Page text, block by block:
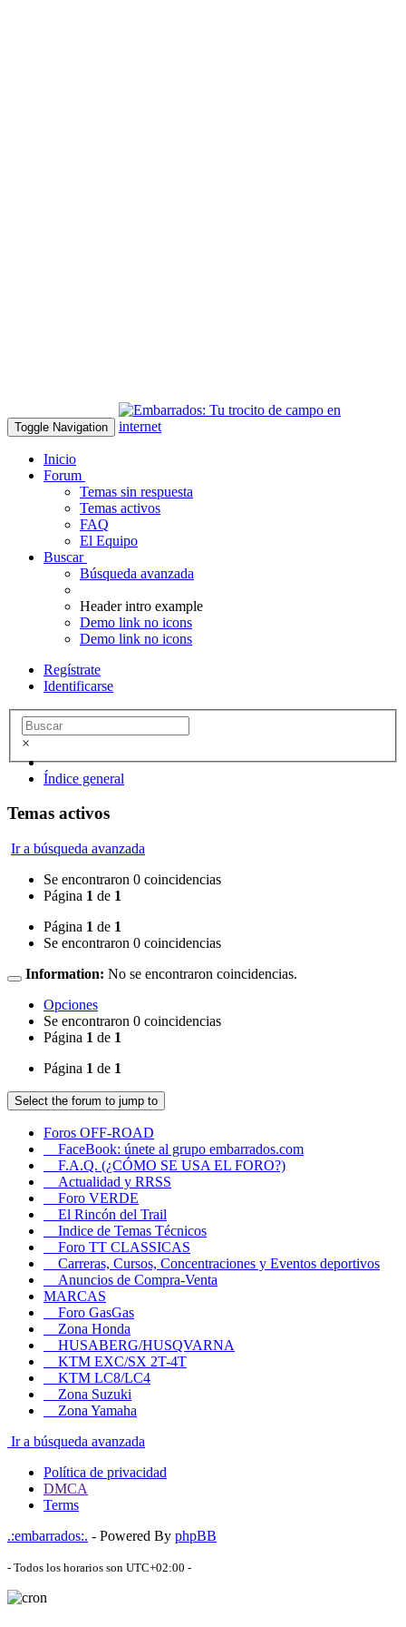
Toggle Navigation
Inicio
Forum
Temas sin respuesta
Temas activos
FAQ
El Equipo
Buscar
Búsqueda avanzada
Header intro example
Demo link no icons
Demo link no icons
Regístrate
Identificarse
×
Índice general
Temas activos
Ir a búsqueda avanzada
Se encontraron 0 coincidencias
Página 1 de 1
Página 1 de 1
Se encontraron 0 coincidencias
Information: No se encontraron coincidencias.
Opciones
Se encontraron 0 coincidencias
Página 1 de 1
Página 1 de 1
Select the forum to jump to
Foros OFF-ROAD
FaceBook: únete al grupo embarrados.com
F.A.Q. (¿CÓMO SE USA EL FORO?)
Actualidad y RRSS
Foro VERDE
El Rincón del Trail
Indice de Temas Técnicos
Foro TT CLASSICAS
Carreras, Cursos, Concentraciones y Eventos deportivos
Anuncios de Compra-Venta
MARCAS
Foro GasGas
Zona Honda
HUSABERG/HUSQVARNA
KTM EXC/SX 2T-4T
KTM LC8/LC4
Zona Suzuki
Zona Yamaha
Ir a búsqueda avanzada
Política de privacidad
DMCA
Terms
.:embarrados:. - Powered By phpBB
- Todos los horarios son UTC+02:00 -